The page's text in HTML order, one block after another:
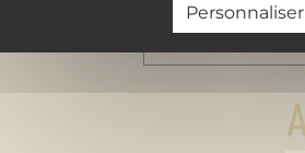
Personnaliser